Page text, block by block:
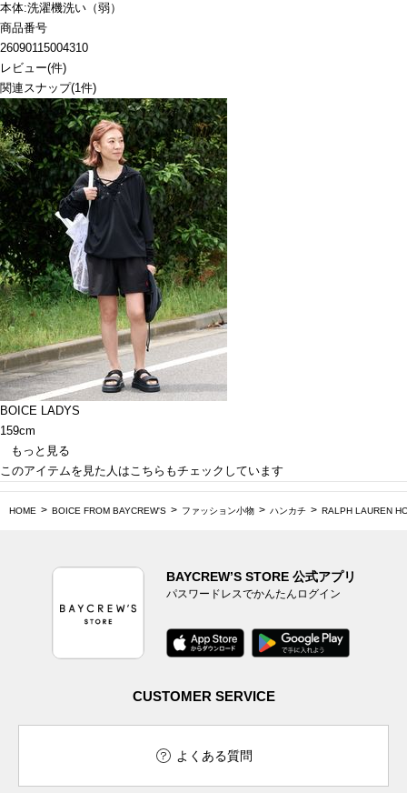
本体:洗濯機洗い（弱）
商品番号
26090115004310
レビュー(件)
関連スナップ(1件)
BOICE LADYS
159cm
もっと見る
このアイテムを見た人はこちらもチェックしています
HOME BOICE FROM BAYCREW'S ファッション小物 ハンカチ RALPH LAUREN
BAYCREW’S STORE 公式アプリ
パスワードレスでかんたんログイン
CUSTOMER SERVICE
よくある質問